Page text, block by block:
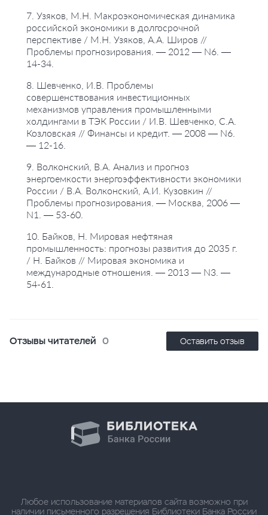
7. Узяков, М.Н. Макроэкономическая динамика
российской экономики в долгосрочной
перспективе / М.Н. Узяков, А.А. Широв //
Проблемы прогнозирования. — 2012 — N6. —
14-34.
8. Шевченко, И.В. Проблемы
совершенствования инвестиционных
механизмов управления промышленными
холдингами в ТЭК России / И.В. Шевченко, С.А.
Козловская // Финансы и кредит. — 2008 — N6.
— 12-16.
9. Волконский, В.А. Анализ и прогноз
энергоемкости энергоэффективности экономики
России / В.А. Волконский, А.И. Кузовкин //
Проблемы прогнозирования. — Москва, 2006 —
N1. — 53-60.
10. Байков, Н. Мировая нефтяная
промышленность: прогнозы развития до 2035 г.
/ Н. Байков // Мировая экономика и
международные отношения. — 2013 — N3. —
54-61.
Отзывы читателей 0 Оставить отзыв
Любое использование материалов сайта возможно при
наличии письменного разрешения Библиотеки Банка России